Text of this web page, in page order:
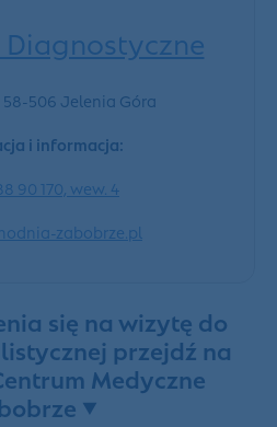
58-506 Jelenia Góra
i informacja:
90 170, wew. 4
zabobrze.pl
się na wizytę do
przejdź na
Medyczne
▼